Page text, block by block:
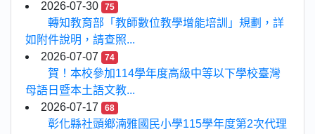
2026-07-30
75
轉知教育部「教師數位教學增能培訓」規劃，詳
如附件說明，請查照...
2026-07-07
74
賀！本校參加114學年度高級中等以下學校臺灣
母語日暨本土語文教...
2026-07-17
68
彰化縣社頭鄉湳雅國民小學115學年度第2次代理